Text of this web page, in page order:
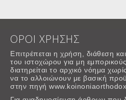
ΟΡΟΙ ΧΡΗΣΗΣ
Επιτρέπεται η χρήση, διάθεση
του ιστοχώρου για μη
διατηρείται το αρχικό νόημα
να το αλλοιώνουν με βασική
στην πηγή